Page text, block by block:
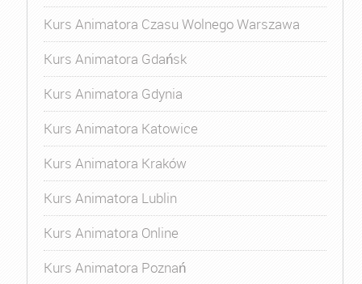
Kurs Animatora Czasu Wolnego Warszawa
Kurs Animatora Gdańsk
Kurs Animatora Gdynia
Kurs Animatora Katowice
Kurs Animatora Kraków
Kurs Animatora Lublin
Kurs Animatora Online
Kurs Animatora Poznań